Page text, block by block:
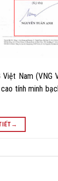
Nam (VNG
tính minh
→